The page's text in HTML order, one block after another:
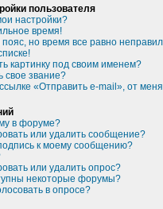
пользователя
настройки?
время!
но время все равно
картинку под своим именем?
свое звание?
«Отправить e-mail», от
в форуме?
или удалить сообщение?
к моему сообщению?
или удалить опрос?
некоторые форумы?
в опросе?